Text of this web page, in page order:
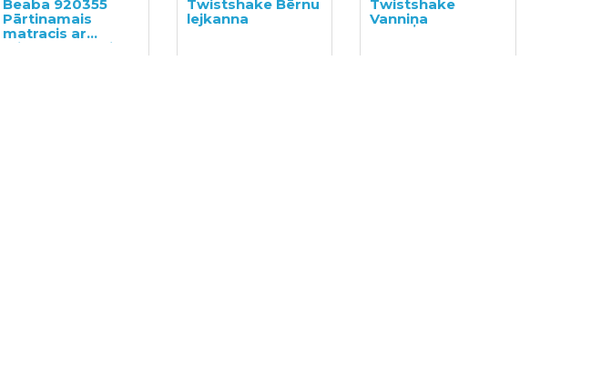
Beaba 920355
Pārtinamais
matracis ar
stingro pamati
Twistshake Bērnu
lejkanna
Twistshake
Vanniņa